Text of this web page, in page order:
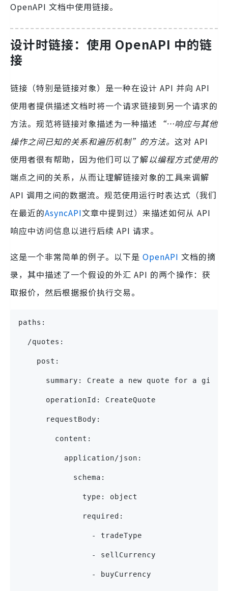
OpenAPI 文档中使用链接。
设计时链接：使用 OpenAPI 中的链
接
链接（特别是链接对象）是一种在设计 API 并向 API
使用者提供描述文档时将一个请求链接到另一个请求的
方法。规范将链接对象描述为一种描述 “…响应与其他
操作之间已知的关系和遍历机制”的方法。 这对 API
使用者很有帮助，因为他们可以了解以编程方式使用的
端点之间的关系，从而让理解链接对象的工具来调解
API 调用之间的数据流。规范使用运行时表达式（我们
在最近的AsyncAPI文章中提到过）来描述如何从 API
响应中访问信息以进行后续 API 请求。
这是一个非常简单的例子。以下是 OpenAPI 文档的摘
录，其中描述了一个假设的外汇 API 的两个操作：获
取报价，然后根据报价执行交易。
paths:
  /quotes:
    post:
summary: Create a new quote for a given
      operationId: CreateQuote
      requestBody:
        content:
          application/json:
            schema:
              type: object
              required:
                - tradeType
                - sellCurrency
                - buyCurrency